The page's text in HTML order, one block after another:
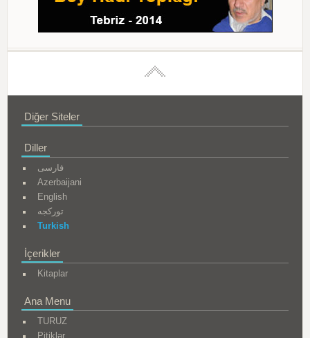
Diğer Siteler
Diller
فارسی
Azerbaijani
English
تورکجه
Turkish
İçerikler
Kitaplar
Ana Menu
TURUZ
Pitiklər